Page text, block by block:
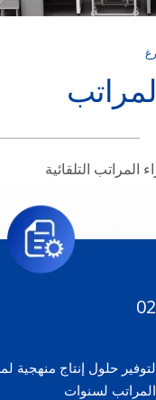
التلقائية
02
لتوفير حلول إنتاج منهجية
المراتب لسنوات